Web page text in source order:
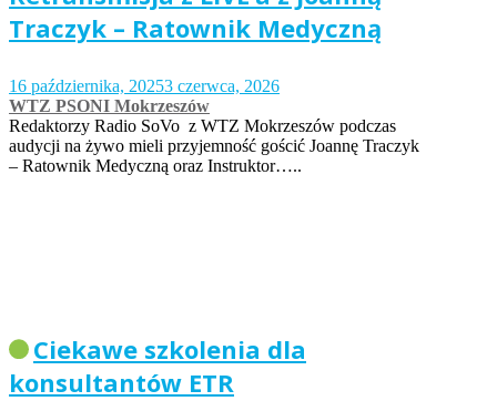
Traczyk – Ratownik Medyczną
16 października, 20253 czerwca, 2026
WTZ PSONI Mokrzeszów
Redaktorzy Radio SoVo z WTZ Mokrzeszów podczas
audycji na żywo mieli przyjemność gościć Joannę Traczyk
– Ratownik Medyczną oraz Instruktor…..
Ciekawe szkolenia dla
konsultantów ETR